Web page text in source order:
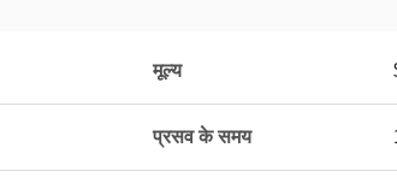
मूल्य
प्रसव के समय